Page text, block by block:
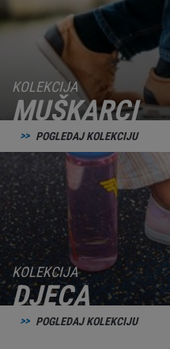
KOLEKCIJA
MUŠKARCI
POGLEDAJ KOLEKCIJU
KOLEKCIJA
DJECA
POGLEDAJ KOLEKCIJU